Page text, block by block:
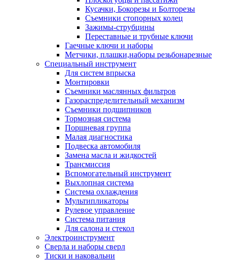
Кусачки, Бокорезы и Болторезы
Съемники стопорных колец
Зажимы-струбцины
Переставные и трубные ключи
Гаечные ключи и наборы
Метчики, плашки,наборы резьбонарезные
Специальный инструмент
Для систем впрыска
Монтировки
Съемники маслянных фильтров
Газораспределительный механизм
Съемники подшипников
Тормозная система
Поршневая группа
Малая диагностика
Подвеска автомобиля
Замена масла и жидкостей
Трансмиссия
Вспомогательный инструмент
Выхлопная система
Система охлаждения
Мультипликаторы
Рулевое управление
Система питания
Для салона и стекол
Электроинструмент
Сверла и наборы сверл
Тиски и наковальни